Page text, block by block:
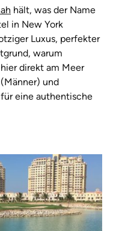
hält, was der Name
in New York
Luxus, perfekter
warum
direkt am Meer
und
eine authentische